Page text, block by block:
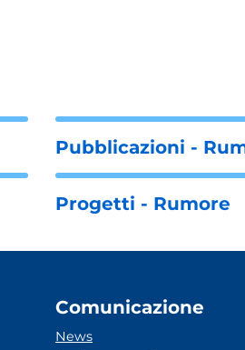
Pubblicazioni -
Progetti - Rumore
Comunicazione
News